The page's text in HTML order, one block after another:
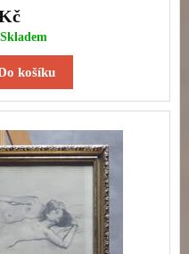
Skladem
košíku